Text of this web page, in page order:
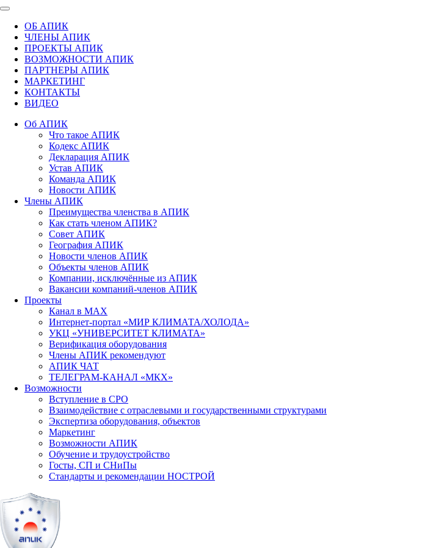
ОБ АПИК
ЧЛЕНЫ АПИК
ПРОЕКТЫ АПИК
ВОЗМОЖНОСТИ АПИК
ПАРТНЕРЫ АПИК
МАРКЕТИНГ
КОНТАКТЫ
ВИДЕО
Об АПИК
Что такое АПИК
Кодекс АПИК
Декларация АПИК
Устав АПИК
Команда АПИК
Новости АПИК
Члены АПИК
Преимущества членства в АПИК
Как стать членом АПИК?
Совет АПИК
География АПИК
Новости членов АПИК
Объекты членов АПИК
Компании, исключённые из АПИК
Вакансии компаний-членов АПИК
Проекты
Канал в MAX
Интернет-портал «МИР КЛИМАТА/ХОЛОДА»
УКЦ «УНИВЕРСИТЕТ КЛИМАТА»
Верификация оборудования
Члены АПИК рекомендуют
АПИК ЧАТ
ТЕЛЕГРАМ-КАНАЛ «МКХ»
Возможности
Вступление в СРО
Взаимодействие с отраслевыми и государственными структурами
Экспертиза оборудования, объектов
Маркетинг
Возможности АПИК
Обучение и трудоустройство
Госты, СП и СНиПы
Стандарты и рекомендации НОСТРОЙ